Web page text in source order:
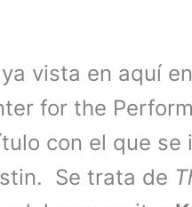
vista en aquí
for the
con el que se
Se trata de